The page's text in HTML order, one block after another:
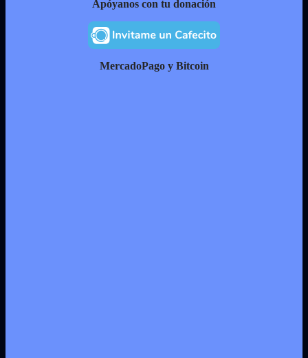
Apóyanos con tu donación
MercadoPago y Bitcoin